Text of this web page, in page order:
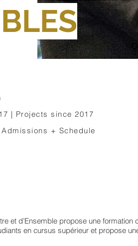
| Projects since 2017
+ Schedule
et d’Ensemble propose une
en cursus supérieur et propose